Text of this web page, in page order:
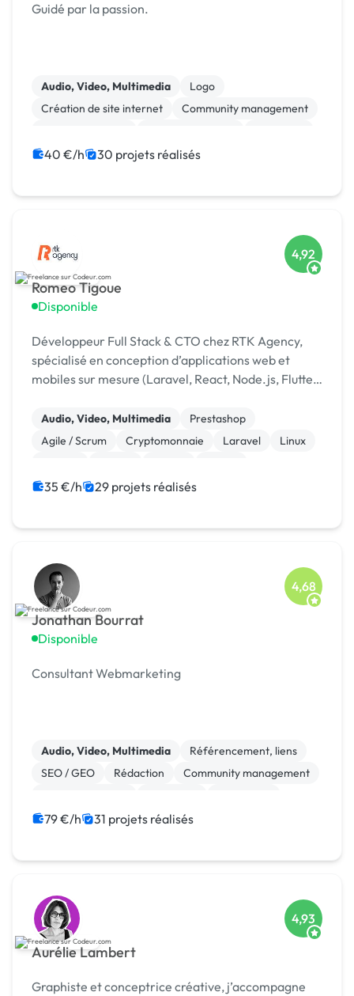
Guidé par la passion.
Audio, Video, Multimedia
Logo
Création de site internet
Community management
WordPress
Print (flyer, plaquette, affiche...)
40 €/h 30 projets réalisés
Romeo Tigoue
Disponible
4,92
Développeur Full Stack & CTO chez RTK Agency,
spécialisé en conception d’applications web et
mobiles sur mesure (Laravel, React, Node.js, Flutter)
processus
Audio, Video, Multimedia
Prestashop
Agile / Scrum
Cryptomonnaie Laravel
Linux
35 €/h 29 projets réalisés
Jonathan Bourrat
Disponible
4,68
Consultant Webmarketing
Audio, Video, Multimedia
Référencement, liens
SEO / GEO
Rédaction
Community management
Photo
Relations presse
79 €/h 31 projets réalisés
Aurélie Lambert
4,93
Graphiste et conceptrice créative, j’accompagne